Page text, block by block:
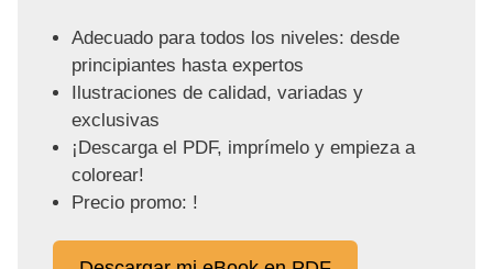
Adecuado para todos los niveles: desde
principiantes hasta expertos
Ilustraciones de calidad, variadas y
exclusivas
¡Descarga el PDF, imprímelo y empieza a
colorear!
Precio promo: !